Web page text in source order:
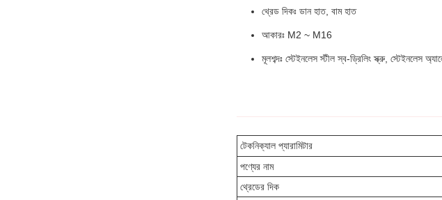
থ্রেড দিকঃ ডান হাত, বাম হাত
আকারঃ M2 ~ M16
মূলশব্দঃ স্টেইনলেস স্টীল স্ব-ড্রিলিং স্ক্রু, স্টেইনলেস
টেকনিক্যাল প্যারামিটার
পণ্যের নাম
থ্রেডের দিক